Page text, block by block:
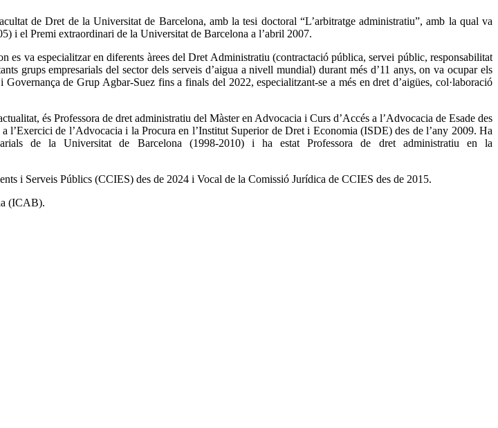
de Dret de la Universitat de Barcelona, amb la tesi doctoral “L’arbitratge administratiu”, amb la qual va
i el Premi extraordinari de la Universitat de Barcelona a l’abril 2007.
va especialitzar en diferents àrees del Dret Administratiu (contractació pública, servei públic, responsabilitat
grups empresarials del sector dels serveis d’aigua a nivell mundial) durant més d’11 anys, on va ocupar els
de Grup Agbar-Suez fins a finals del 2022, especialitzant-se a més en dret d’aigües, col·laboració
és Professora de dret administratiu del Màster en Advocacia i Curs d’Accés a l’Advocacia de Esade des
l’Exercici de l’Advocacia i la Procura en l’Institut Superior de Dret i Economia (ISDE) des de l’any 2009. Ha
de la Universitat de Barcelona (1998-2010) i ha estat Professora de dret administratiu en la
i Serveis Públics (CCIES) des de 2024 i Vocal de la Comissió Jurídica de CCIES des de 2015.
(ICAB).